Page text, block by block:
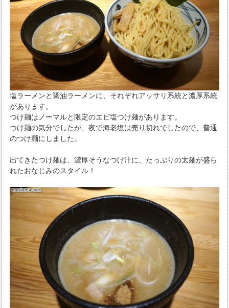
塩ラーメンと醤油ラーメンに、それぞれアッサリ系統と濃厚系統
があります。
つけ麺はノーマルと限定のエビ塩つけ麺があります。
つけ麺の気分でしたが、夜で海老塩は売り切れでしたので、普通
のつけ麺にしました。
出てきたつけ麺は、濃厚そうなつけ汁に、たっぷりの太麺が盛ら
れたおなじみのスタイル！